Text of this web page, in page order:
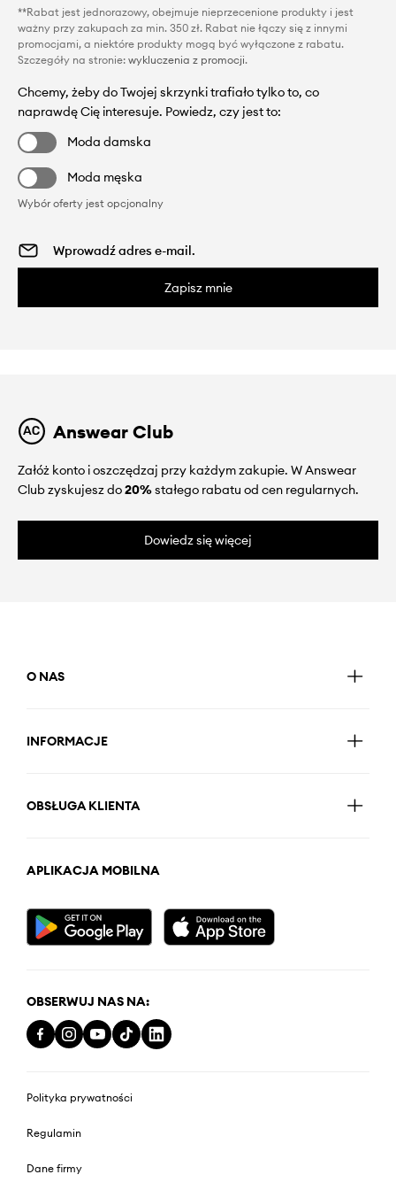
**Rabat jest jednorazowy, obejmuje nieprzecenione produkty i jest
ważny przy zakupach za min. 350 zł. Rabat nie łączy się z innymi
promocjami, a niektóre produkty mogą być wyłączone z rabatu.
Szczegóły na stronie: wykluczenia z promocji.
Chcemy, żeby do Twojej skrzynki trafiało tylko to, co
naprawdę Cię interesuje. Powiedz, czy jest to:
Moda damska
Moda męska
Wybór oferty jest opcjonalny
Zapisz mnie
Answear Club
Załóż konto i oszczędzaj przy każdym zakupie. W Answear
Club zyskujesz do20%stałego rabatu od cen regularnych.
Dowiedz się więcej
O NAS
INFORMACJE
OBSŁUGA KLIENTA
APLIKACJA MOBILNA
OBSERWUJ NAS NA:
Polityka prywatności
Regulamin
Dane firmy